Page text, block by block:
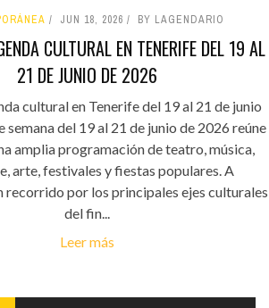
JUN 18, 2026 BY LAGENDARIO
CULTURAL EN TENERIFE DEL 19 AL
21 DE JUNIO DE 2026
cultural en Tenerife del 19 al 21 de junio
semana del 19 al 21 de junio de 2026 reúne
amplia programación de teatro, música,
arte, festivales y fiestas populares. A
recorrido por los principales ejes culturales
del fin...
Leer más